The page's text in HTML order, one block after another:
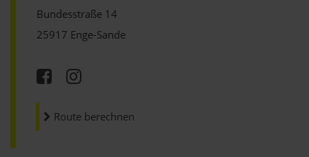
Bundesstraße 14
25917 Enge-Sande
Route berechnen